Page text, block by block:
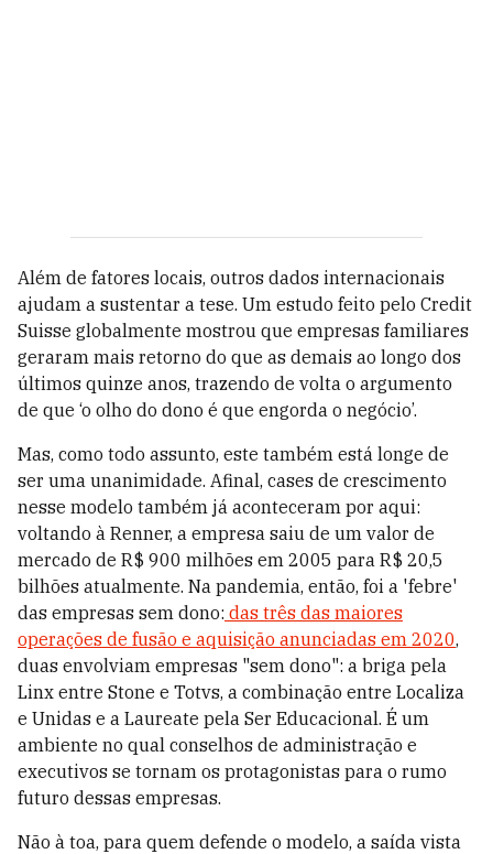
Além de fatores locais, outros dados internacionais
ajudam a sustentar a tese. Um estudo feito pelo Credit
Suisse globalmente mostrou que empresas familiares
geraram mais retorno do que as demais ao longo dos
últimos quinze anos, trazendo de volta o argumento
de que ‘o olho do dono é que engorda o negócio’.
Mas, como todo assunto, este também está longe de
ser uma unanimidade. Afinal, cases de crescimento
nesse modelo também já aconteceram por aqui:
voltando à Renner, a empresa saiu de um valor de
mercado de R$ 900 milhões em 2005 para R$ 20,5
bilhões atualmente. Na pandemia, então, foi a 'febre'
das empresas sem dono: das três das maiores
operações de fusão e aquisição anunciadas em 2020,
duas envolviam empresas "sem dono": a briga pela
Linx entre Stone e Totvs, a combinação entre Localiza
e Unidas e a Laureate pela Ser Educacional. É um
ambiente no qual conselhos de administração e
executivos se tornam os protagonistas para o rumo
futuro dessas empresas.
Não à toa, para quem defende o modelo, a saída vista